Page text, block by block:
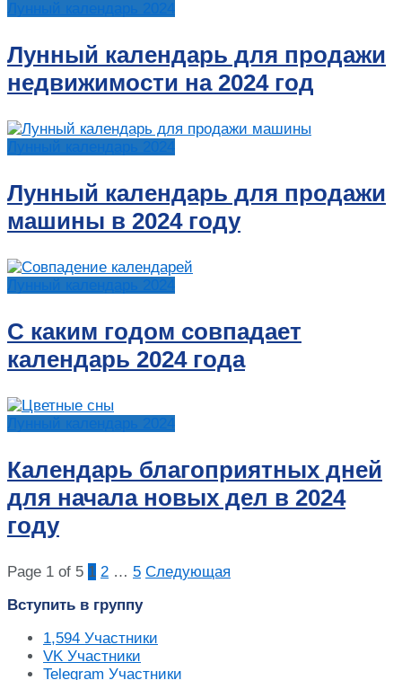
Лунный календарь 2024
Лунный календарь для продажи
недвижимости на 2024 год
Лунный календарь 2024
Лунный календарь для продажи
машины в 2024 году
Лунный календарь 2024
С каким годом совпадает
календарь 2024 года
Лунный календарь 2024
Календарь благоприятных дней
для начала новых дел в 2024
году
Page 1 of 5 1 2 … 5 Следующая
Вступить в группу
1,594 Участники
VK Участники
Telegram Участники